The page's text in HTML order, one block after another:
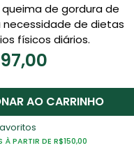
queima de gordura de
de dietas
físicos diários.
AO CARRINHO
PARTIR DE R$150,00